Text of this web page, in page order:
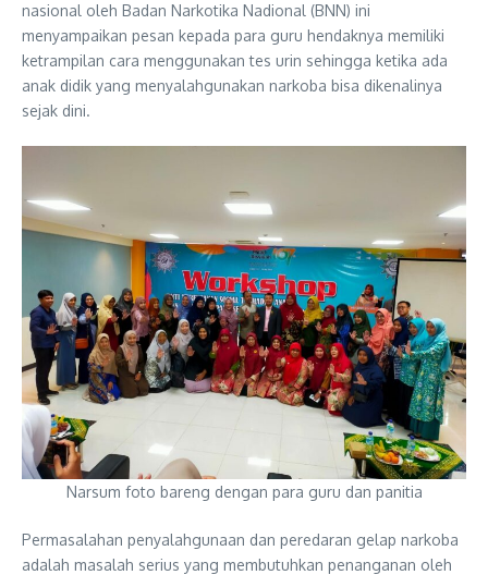
nasional oleh Badan Narkotika Nadional (BNN) ini
menyampaikan pesan kepada para guru hendaknya memiliki
ketrampilan cara menggunakan tes urin sehingga ketika ada
anak didik yang menyalahgunakan narkoba bisa dikenalinya
sejak dini.
Narsum foto bareng dengan para guru dan panitia
Permasalahan penyalahgunaan dan peredaran gelap narkoba
adalah masalah serius yang membutuhkan penanganan oleh